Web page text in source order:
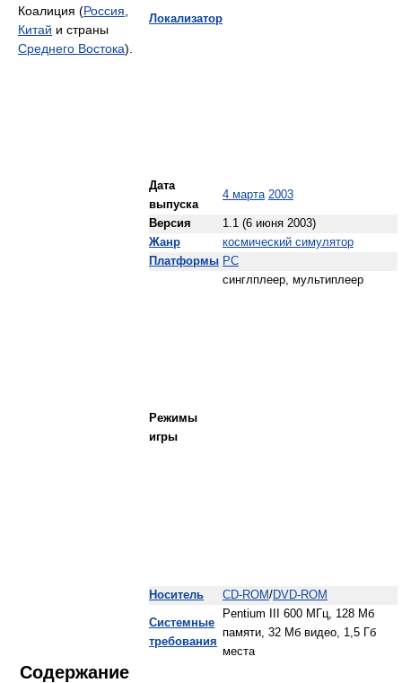
Локализатор
Дата
выпуска
4 марта 2003
Версия
1.1 (6 июня 2003)
Жанр
космический симулятор
Платформы PC
Режимы
игры
синглплеер, мультиплеер
Носитель CD-ROM/DVD-ROM
Системные
требования
Pentium III 600 МГц, 128 Мб
памяти, 32 Мб видео, 1,5 Гб
места
Коалиция (Россия
Китай и страны
Среднего Востока).
Содержание